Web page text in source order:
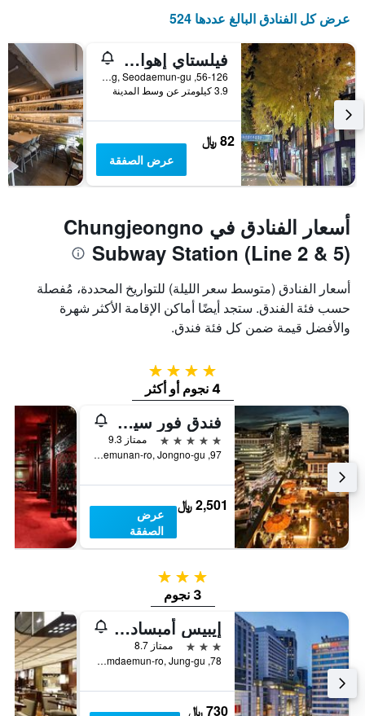
عرض كل الفنادق البالغ عددها 524
فيلستاي إهوا بوتيك
56-126, Daehyeon-Dong, Seodaemun-gu, سيول, كوريا الجنوبية
3.9 كيلومتر عن وسط المدينة
82 ﷼
عرض الصفقة
أسعار الفنادق في Chungjeongno
Subway Station (Line 2 & 5)
أسعار الفنادق (متوسط سعر الليلة) للتواريخ المحددة، مُفصلة
حسب فئة الفندق. ستجد أيضًا أماكن الإقامة الأكثر شهرة
والأفضل قيمة ضمن كل فئة فندق.
4 نجوم
4 نجوم أو أكثر
فندق فور سيزونز سيول
5 نجوم
ممتاز 9.3
97, Saemunan-ro, Jongno-gu, سيول, كوريا الجنوبية
2,501 ﷼
عرض
الصفقة
3 نجوم
3 نجوم
إيبيس أمبسادور ميونغ-دونغ
3 نجوم
ممتاز 8.7
78, Namdaemun-ro, Jung-gu, سيول, كوريا الجنوبية
730 ﷼